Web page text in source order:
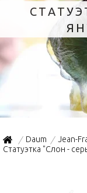
/ Daum / Jean-
Статуэтка "Слон -